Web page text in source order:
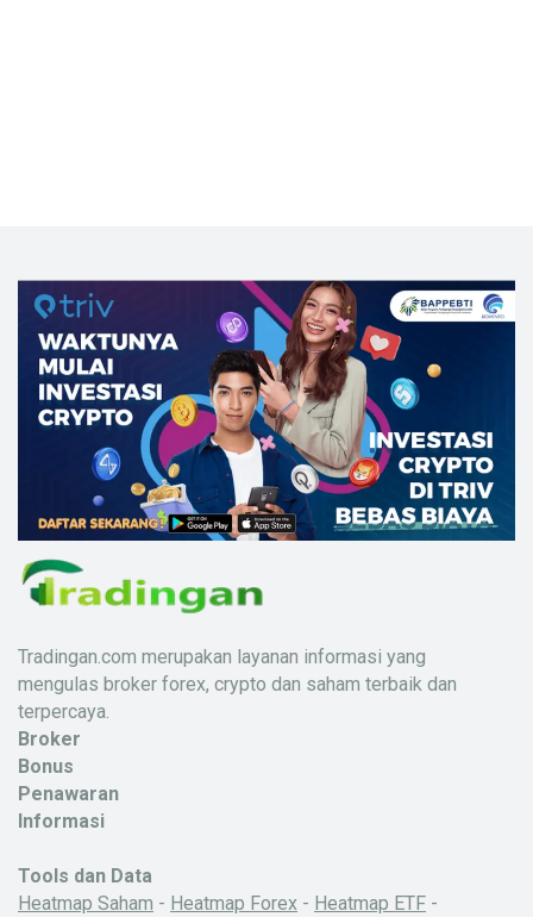
Tradingan.com merupakan layanan informasi yang
mengulas broker forex, crypto dan saham terbaik dan
terpercaya.
Broker
Bonus
Penawaran
Informasi
Tools dan Data
Heatmap Saham - Heatmap Forex - Heatmap ETF -